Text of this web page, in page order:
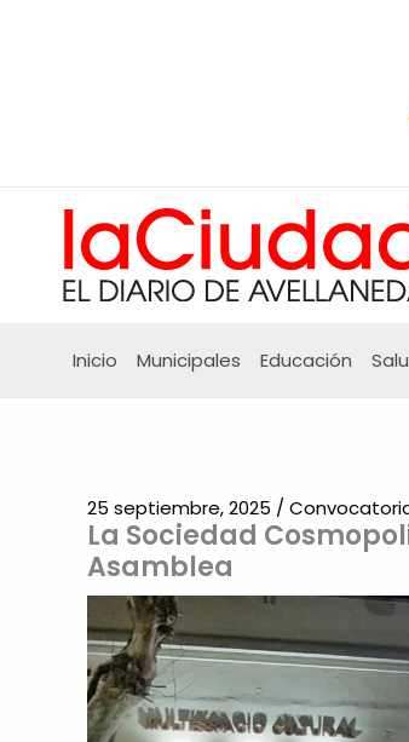
Inicio Municipales Educación
La Sociedad
Asamblea
25 septiembre, 2025 /